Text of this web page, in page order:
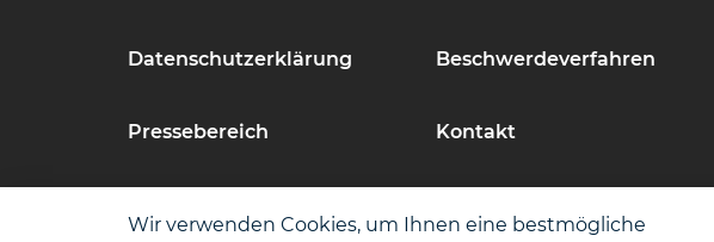
Datenschutzerklärung Beschwerdeverfahren
Pressebereich Kontakt
Wir verwenden Cookies, um Ihnen eine bestmögliche